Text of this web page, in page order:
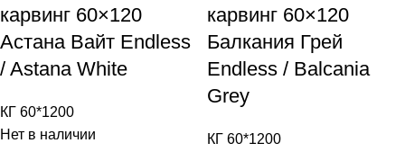
карвинг 60×120
Астана Вайт Endless
/ Astana White
КГ 60*1200
Нет в наличии
карвинг 60×120
Балкания Грей
Endless / Balcania
Grey
КГ 60*1200